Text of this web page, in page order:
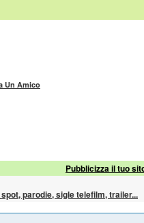
Un Amico
Pubblicizza il tuo
parodie, sigle telefilm, trailer...